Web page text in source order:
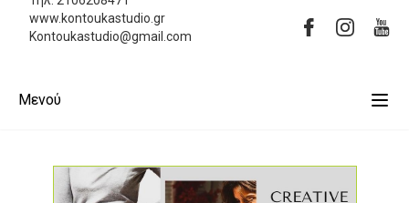
www.kontoukastudio.gr
Kontoukastudio@gmail.com
Μενού